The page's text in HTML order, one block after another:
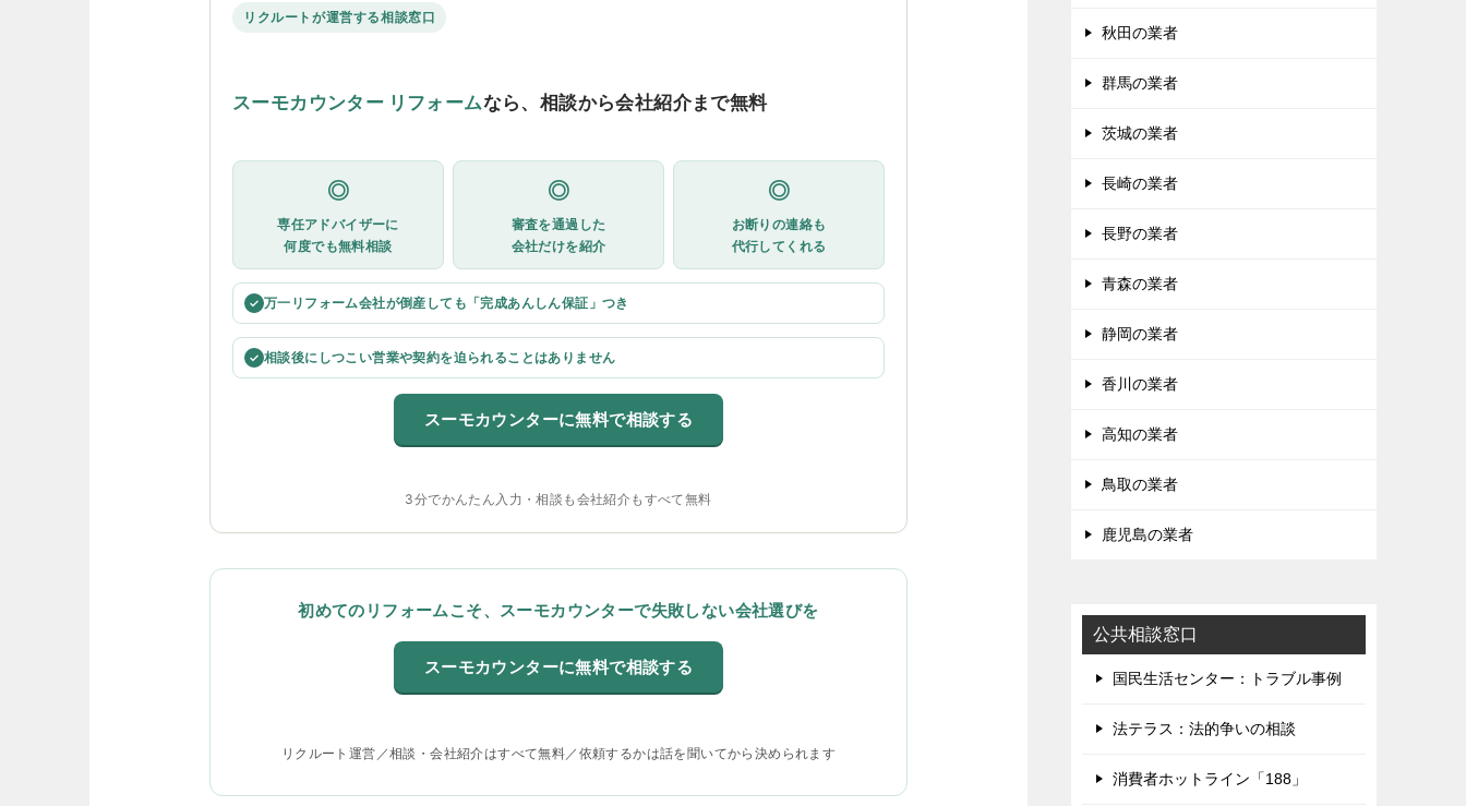
リクルートが運営する相談窓口
スーモカウンター リフォームなら、相談から会社紹介まで無料
◎
専任アドバイザーに
何度でも無料相談
◎
審査を通過した
会社だけを紹介
◎
お断りの連絡も
代行してくれる
✓ 万一リフォーム会社が倒産しても「完成あんしん保証」つき
✓ 相談後にしつこい営業や契約を迫られることはありません
スーモカウンターに無料で相談する
3分でかんたん入力・相談も会社紹介もすべて無料
初めてのリフォームこそ、スーモカウンターで失敗しない会社選びを
スーモカウンターに無料で相談する
リクルート運営／相談・会社紹介はすべて無料／依頼するかは話を聞いてから決められます
秋田の業者
群馬の業者
茨城の業者
長崎の業者
長野の業者
青森の業者
静岡の業者
香川の業者
高知の業者
鳥取の業者
鹿児島の業者
公共相談窓口
国民生活センター：トラブル事例
法テラス：法的争いの相談
消費者ホットライン「188」